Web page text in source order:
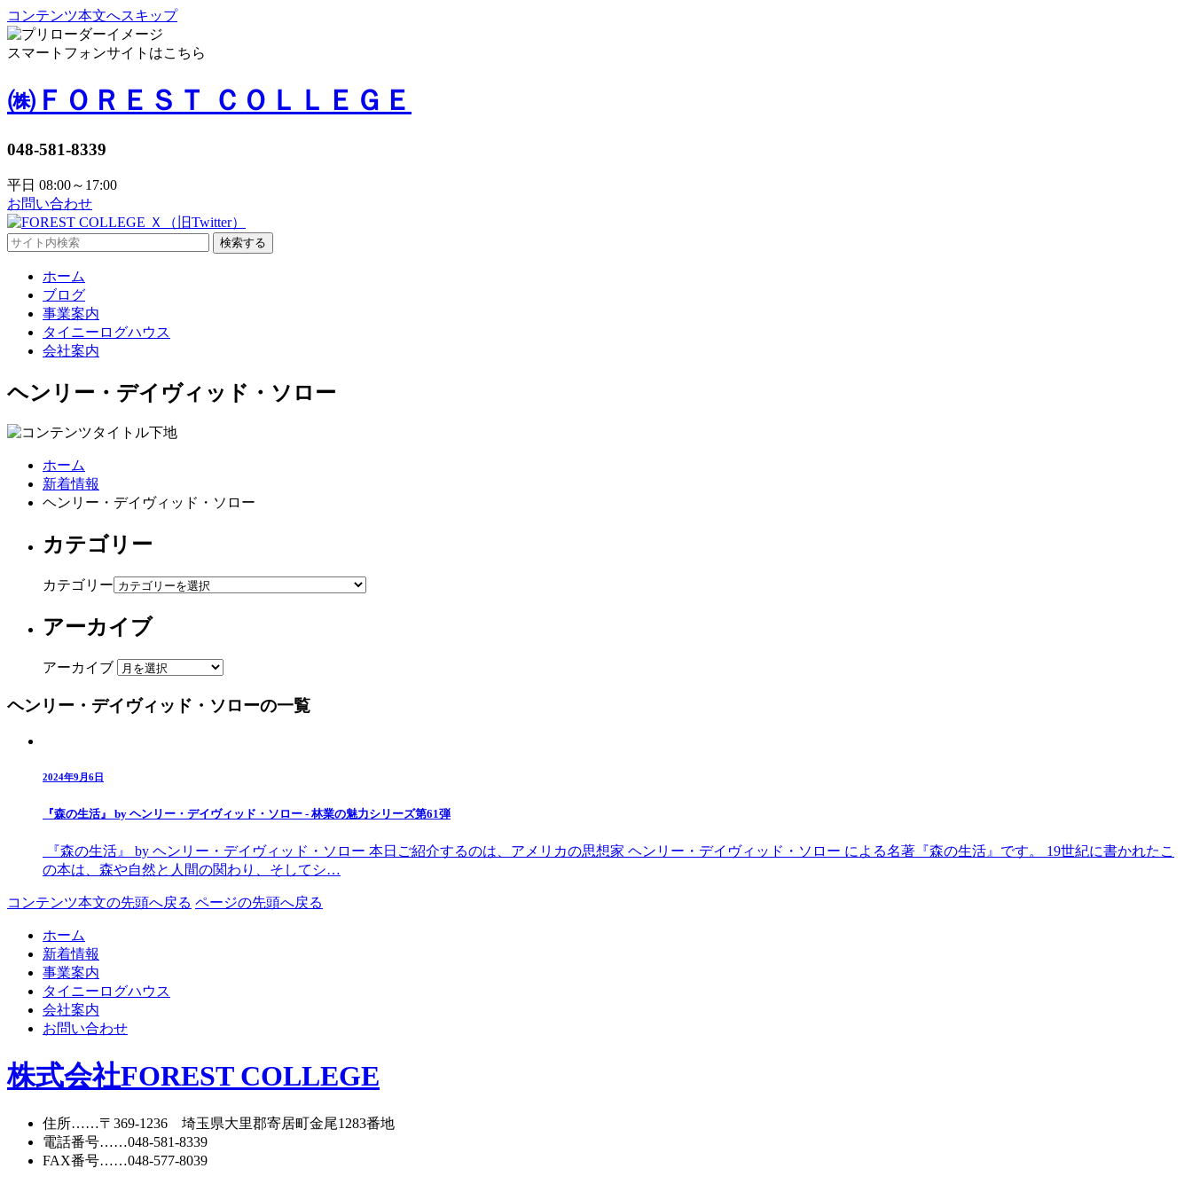
コンテンツ本文へスキップ
スマートフォンサイトはこちら
㈱ＦＯＲＥＳＴ ＣＯＬＬＥＧＥ
048-581-8339
平日 08:00～17:00
お問い合わせ
検索する
ホーム
ブログ
事業案内
タイニーログハウス
会社案内
ヘンリー・デイヴィッド・ソロー
ホーム
新着情報
ヘンリー・デイヴィッド・ソロー
カテゴリー
カテゴリー
アーカイブ
アーカイブ
ヘンリー・デイヴィッド・ソローの一覧
2024年9月6日
『森の生活』 by ヘンリー・デイヴィッド・ソロー - 林業の魅力シリーズ第61弾
『森の生活』 by ヘンリー・デイヴィッド・ソロー 本日ご紹介するのは、アメリカの思想家 ヘンリー・デイヴィッド・ソロー による名著『森の生活』です。 19世紀に書かれたこ
の本は、森や自然と人間の関わり、そしてシ…
コンテンツ本文の先頭へ戻る ページの先頭へ戻る
ホーム
新着情報
事業案内
タイニーログハウス
会社案内
お問い合わせ
株式会社FOREST COLLEGE
住所……〒369-1236 埼玉県大里郡寄居町 金尾1283番地
電話番号……048-581-8339
FAX番号……048-577-8039